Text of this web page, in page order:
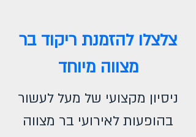
צלצלו להזמנת ריקוד בר
מצווה מיוחד
ניסיון מקצועי של מעל לעשור
בהופעות לאירועי בר מצווה